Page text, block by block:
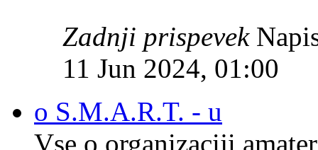
Zadnji prispevek
11 Jun 2024, 01:00
o S.M.A.R.T. - u
Vse o organizaciji